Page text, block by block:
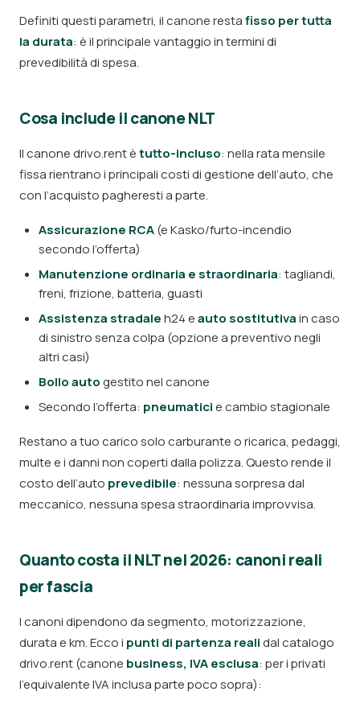
Definiti questi parametri, il canone restafisso per tutta
la durata: è il principale vantaggio in termini di
prevedibilità di spesa.
Cosa include il canone NLT
Il canone drivo.rent ètutto-incluso: nella rata mensile
fissa rientrano i principali costi di gestione dell’auto, che
con l’acquisto pagheresti a parte.
Assicurazione RCA(e Kasko/furto-incendio
secondo l’offerta)
Manutenzione ordinaria e straordinaria: tagliandi,
freni, frizione, batteria, guasti
Assistenza stradaleh24 eauto sostitutivain caso
di sinistro senza colpa (opzione a preventivo negli
altri casi)
Bollo autogestito nel canone
Secondo l’offerta: pneumaticie cambio stagionale
Restano a tuo carico solo carburante o ricarica, pedaggi,
multe e i danni non coperti dalla polizza. Questo rende il
costo dell’auto prevedibile: nessuna sorpresa dal
meccanico, nessuna spesa straordinaria improvvisa.
Quanto costa il NLT nel 2026: canoni reali
per fascia
I canoni dipendono da segmento, motorizzazione,
durata e km. Ecco i punti di partenza realidal catalogo
drivo.rent (canone business, IVA esclusa: per i privati
l’equivalente IVA inclusa parte poco sopra):